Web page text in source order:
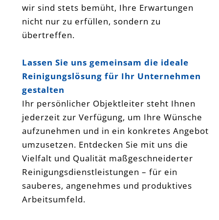
wir sind stets bemüht, Ihre Erwartungen
nicht nur zu erfüllen, sondern zu
übertreffen.
Lassen Sie uns gemeinsam die ideale
Reinigungslösung für Ihr Unternehmen
gestalten
Ihr persönlicher Objektleiter steht Ihnen
jederzeit zur Verfügung, um Ihre Wünsche
aufzunehmen und in ein konkretes Angebot
umzusetzen. Entdecken Sie mit uns die
Vielfalt und Qualität maßgeschneiderter
Reinigungsdienstleistungen – für ein
sauberes, angenehmes und produktives
Arbeitsumfeld.